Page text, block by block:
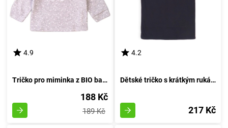
4.9
Tričko pro miminka z BIO bavlny, značky Minoti, model Dream 1, barva šedá - velikost 74/80 | vhodné pro věk 9-12 měsíců
188 Kč
189 Kč
4.2
Dětské tričko s krátkým rukávem pro kluka, sportovní styl, Minoti, Active 4, černé - velikost 98/104 | 3-4 roky
217 Kč